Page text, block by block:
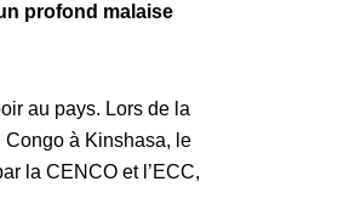
profond malaise
au pays. Lors de la
à Kinshasa, le
la CENCO et l’ECC,